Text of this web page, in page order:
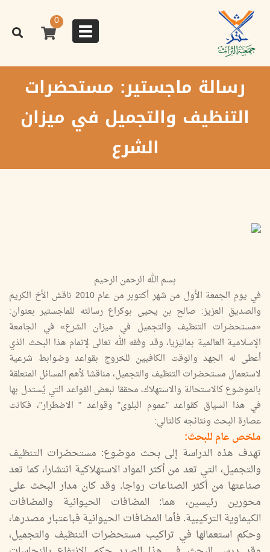
المحتوى
الرئيسي
Toggle
navigation
0
رسالة ماجستير: مستحضرات
التنظيف والتجميل في ميزان
الشرع
بسم الله الرحمن الرحيم
في يوم الجمعة الأول من شهر أكتوبر من عام 2010 ناقش الأخ الكريم
والصديق العزيز: صالح بن يحيى بوكراع رسالته للماجستير بعنوان:
«مستحضرات التنظيف والتجميل في ميزان الشرع» في الجامعة
الإسلامية العالمية بماليزيا، وقد وفقه الله تعالى لإتمام هذا البحث الذي
أعطى له الجهد والوقت الكافيين للخروج بقواعد وضوابط شرعية
لاستعمال مستحضرات التنظيف والتجميل، مناقشا لأهم المسائل المتعلقة
بالموضوع كالاستحالة والاستهلاك، محققا لبعض القواعد التي يُستدل بها
في هذا السياق كقواعد "عموم البلوى" وقواعد " الاضطرار"، فكانت
عصارة البحث ونتائجه كالتالي:
ملخص عام للبحث:
تهدف هذه الدراسة إلى بحث موضوع: مستحضرات التنظيف
والتجميل، التي تعد من أكثر المواد الاستهلاكية انتشارا، كما تعد
صناعتها من أكثر الصناعات رواجا. وقد كان مدار البحث على
محورين رئيسين، هما: المضافات الحيوانية والمضافات
الكيماوية التركيبية. فأما المضافات الحيوانية فباعتبار مصدرها،
وحكم استعمالها في تراكيب مستحضرات التنظيف والتجميل،